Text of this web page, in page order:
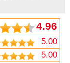
4.96
5.00
5.00